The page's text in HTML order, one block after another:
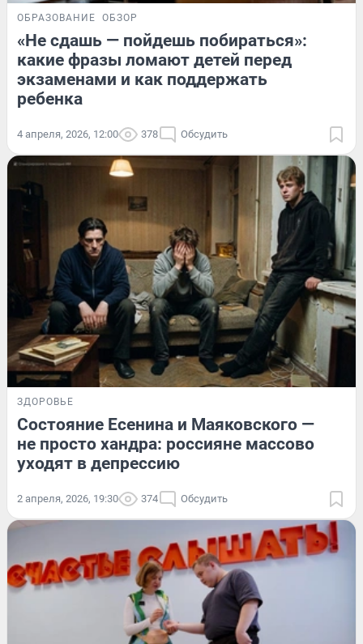
ОБРАЗОВАНИЕ ОБЗОР
«Не сдашь — пойдешь побираться»:
какие фразы ломают детей перед
экзаменами и как поддержать
ребенка
4 апреля, 2026, 12:00 378 Обсудить
ЗДОРОВЬЕ
Состояние Есенина и Маяковского —
не просто хандра: россияне массово
уходят в депрессию
2 апреля, 2026, 19:30 374 Обсудить